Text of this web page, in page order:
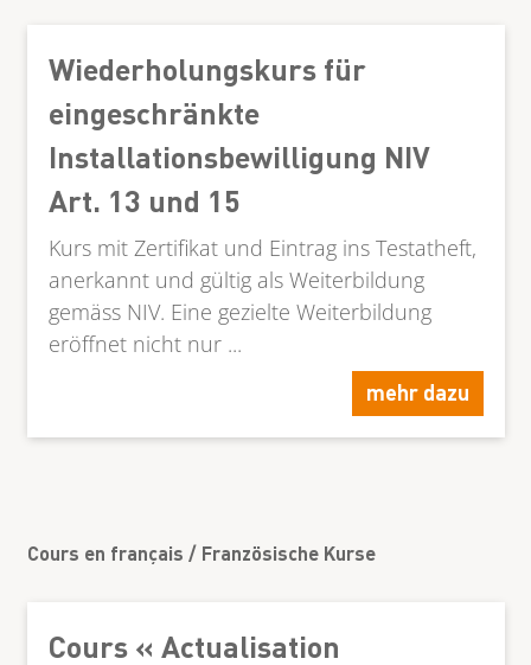
Wiederholungskurs für
eingeschränkte
Installationsbewilligung NIV
Art. 13 und 15
Kurs mit Zertifikat und Eintrag ins Testatheft,
anerkannt und gültig als Weiterbildung
gemäss NIV. Eine gezielte Weiterbildung
eröffnet nicht nur ...
mehr dazu
Cours en français / Französische Kurse
Cours « Actualisation